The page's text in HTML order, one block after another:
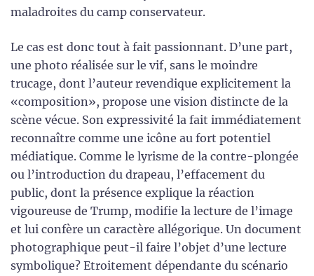
maladroites du camp conservateur.
Le cas est donc tout à fait passionnant. D’une part,
une photo réalisée sur le vif, sans le moindre
trucage, dont l’auteur revendique explicitement la
«composition», propose une vision distincte de la
scène vécue. Son expressivité la fait immédiatement
reconnaître comme une icône au fort potentiel
médiatique. Comme le lyrisme de la contre-plongée
ou l’introduction du drapeau, l’effacement du
public, dont la présence explique la réaction
vigoureuse de Trump, modifie la lecture de l’image
et lui confère un caractère allégorique. Un document
photographique peut-il faire l’objet d’une lecture
symbolique? Etroitement dépendante du scénario